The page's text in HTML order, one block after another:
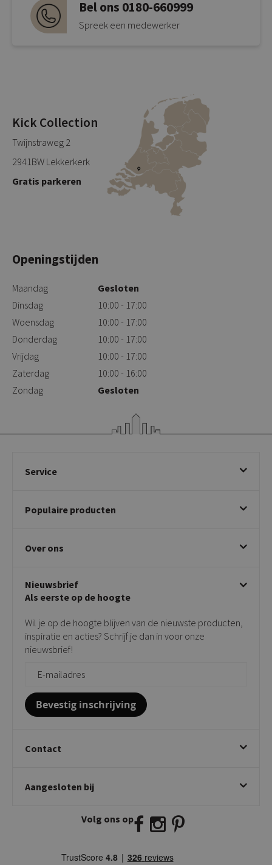
Bel ons 0180-660999
Spreek een medewerker
Kick Collection
Twijnstraweg 2
2941BW Lekkerkerk
Gratis parkeren
Openingstijden
Maandag
Gesloten
Dinsdag
10:00 - 17:00
Woensdag
10:00 - 17:00
Donderdag
10:00 - 17:00
Vrijdag
10:00 - 17:00
Zaterdag
10:00 - 16:00
Zondag
Gesloten
Service
Betalen & annuleren
Klachtafhandeling
Privacy policy
Populaire producten
Draaibare eetkamerstoelen
Taupe stoelen
Tuinstoelen
Bijzettafels
Over ons
Showroom
Contact
Onderhoudsproducten
Vloerbescherming
Giftcards
Nieuwsbrief
Als eerste op de hoogte
Wil je op de hoogte blijven van de nieuwste producten,
inspiratie en acties? Schrijf je dan in voor onze
nieuwsbrief!
Bevestig inschrijving
Contact
Twijnstraweg 2
info@kickcollection.nl
Aangesloten bij
Volg ons op